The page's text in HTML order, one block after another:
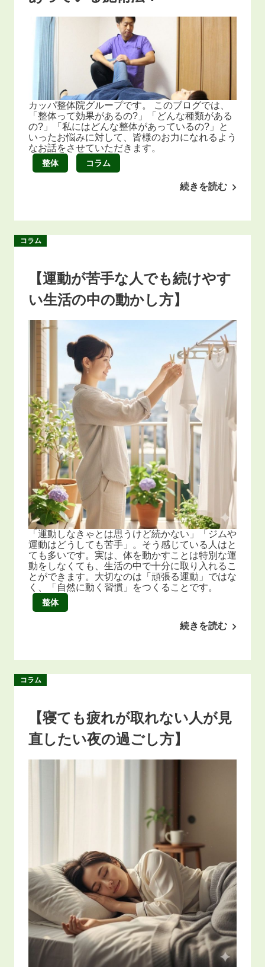
カッパ整体院グループです。 このブログでは、
「整体って効果があるの?」「どんな種類がある
の?」「私にはどんな整体があっているの?」と
いったお悩みに対して、皆様のお力になれるよう
なお話をさせていただきます。
整体 コラム
続きを読む
コラム
【運動が苦手な人でも続けやす
い生活の中の動かし方】
「運動しなきゃとは思うけど続かない」「ジムや
運動はどうしても苦手」。そう感じている人はと
ても多いです。実は、体を動かすことは特別な運
動をしなくても、生活の中で十分に取り入れるこ
とができます。大切なのは「頑張る運動」ではな
く、「自然に動く習慣」をつくることです。
整体
続きを読む
コラム
【寝ても疲れが取れない人が見
直したい夜の過ごし方】